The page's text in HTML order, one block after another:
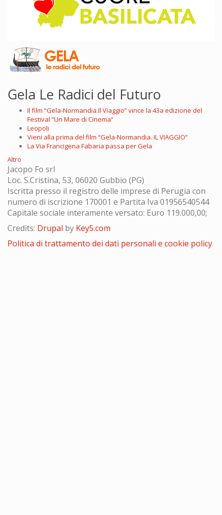
Gela Le Radici del Futuro
Il film “Gela-Normandia.Il Viaggio” vince la 43a edizione del
Festival “Un Mare di Cinema”
Leopoli
Vieni alla prima del film “Gela-Normandia. IL VIAGGIO”
La Via Francigena Fabaria passa per Gela
Altro
Jacopo Fo srl
Loc. S.Cristina, 53, 06020 Gubbio (PG)
Iscritta presso il registro delle imprese di Perugia con
numero di iscrizione 170001 e Partita Iva 01956540544
Capitale sociale interamente versato: Euro 119.000,00;
Credits: Drupal by Key5.com
Politica di trattamento dei dati personali e cookie policy